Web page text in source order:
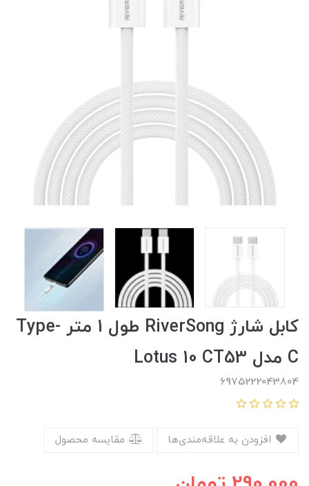
کابل شارژ RiverSong طول 1 متر Type-
C مدل Lotus 10 CT53
6975222043804
مقایسه محصول